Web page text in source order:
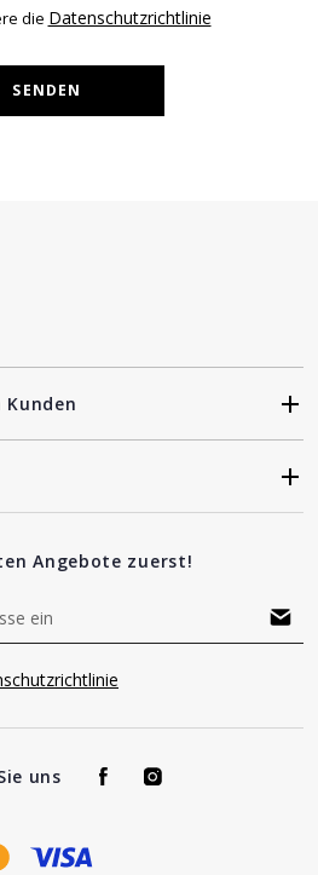
die Datenschutzrichtlinie
SENDEN
Angebote zuerst!
uns